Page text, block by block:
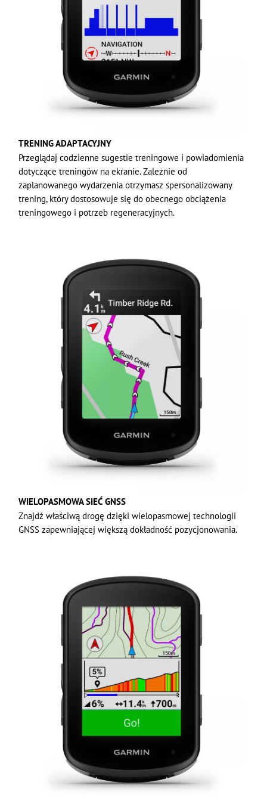
TRENING ADAPTACYJNY
Przeglądaj codzienne sugestie treningowe i powiadomienia
dotyczące treningów na ekranie. Zależnie od
zaplanowanego wydarzenia otrzymasz spersonalizowany
trening, który dostosowuje się do obecnego obciążenia
treningowego i potrzeb regeneracyjnych.
WIELOPASMOWA SIEĆ GNSS
Znajdź właściwą drogę dzięki wielopasmowej technologii
GNSS zapewniającej większą dokładność pozycjonowania.